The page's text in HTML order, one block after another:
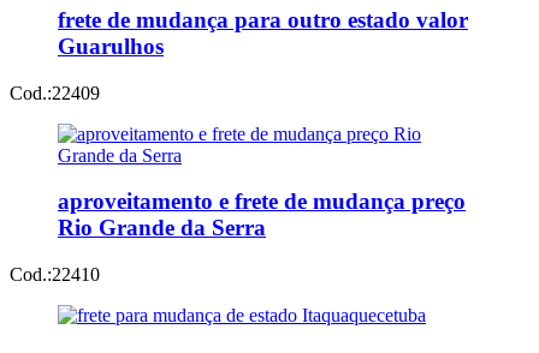
frete de mudança para outro estado valor
Guarulhos
Cod.:22409
aproveitamento e frete de mudança preço
Rio Grande da Serra
Cod.:22410